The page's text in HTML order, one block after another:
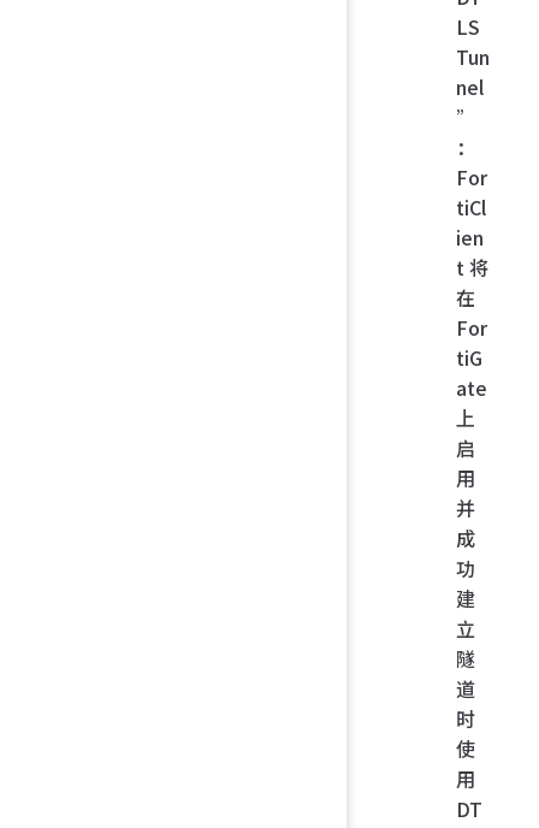
LS
Tun
nel
”
：
For
tiCl
ien
t 将
在
For
tiG
ate
上
启
用
并
成
功
建
立
隧
道
时
使
用
DT